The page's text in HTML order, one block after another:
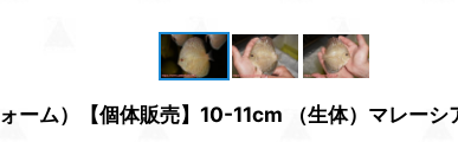
ーム）【個体販売】10-11cm （生体）マレー